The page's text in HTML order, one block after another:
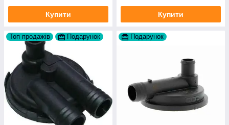
Купити Купити
Топ продажів Подарунок Подарунок